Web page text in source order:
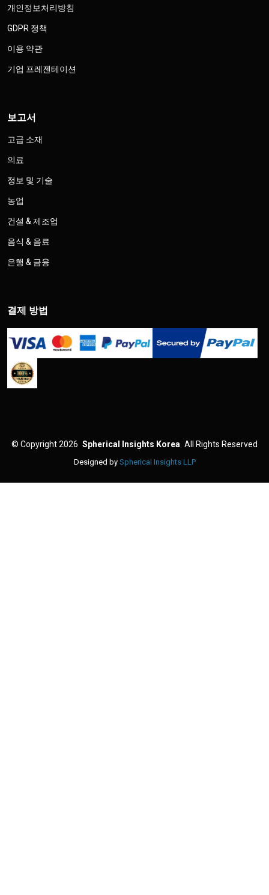
개인정보처리방침
GDPR 정책
이용 약관
기업 프레젠테이션
보고서
고급 소재
의료
정보 및 기술
농업
건설 & 제조업
음식 & 음료
은행 & 금융
결제 방법
© Copyright 2026 Spherical Insights Korea All Rights Reserved
Designed by Spherical Insights LLP